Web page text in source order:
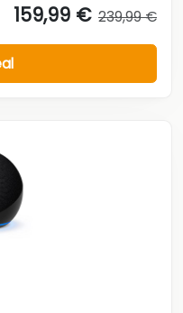
159,99 € 239,99 €